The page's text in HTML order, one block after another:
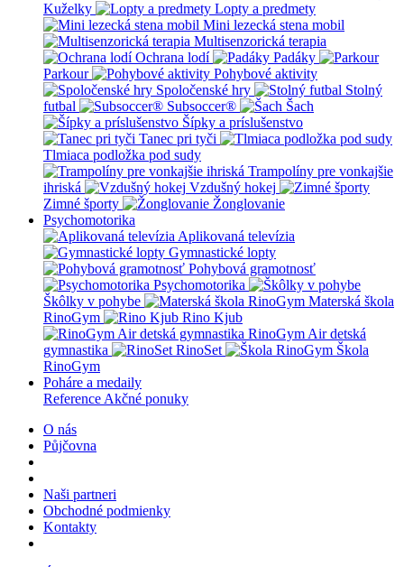
Kuželky
Lopty a predmety
Mini lezecká stena mobil
Multisenzorická terapia
Ochrana lodí
Padáky
Parkour
Pohybové aktivity
Spoločenské hry
Stolný
futbal
Subsoccer®
Šach
Šípky a príslušenstvo
Tanec pri tyči
Tlmiaca podložka pod sudy
Trampolíny pre vonkajšie
ihriská
Vzdušný hokej
Zimné športy
Žonglovanie
Psychomotorika
Aplikovaná televízia
Gymnastické lopty
Pohybová gramotnosť
Psychomotorika
Škôlky v pohybe
Materská škola
RinoGym
Rino Kjub
RinoGym Air detská
gymnastika
RinoSet
Škola
RinoGym
Poháre a medaily
Reference Akčné ponuky
O nás
Půjčovna
Naši partneri
Obchodné podmienky
Kontakty